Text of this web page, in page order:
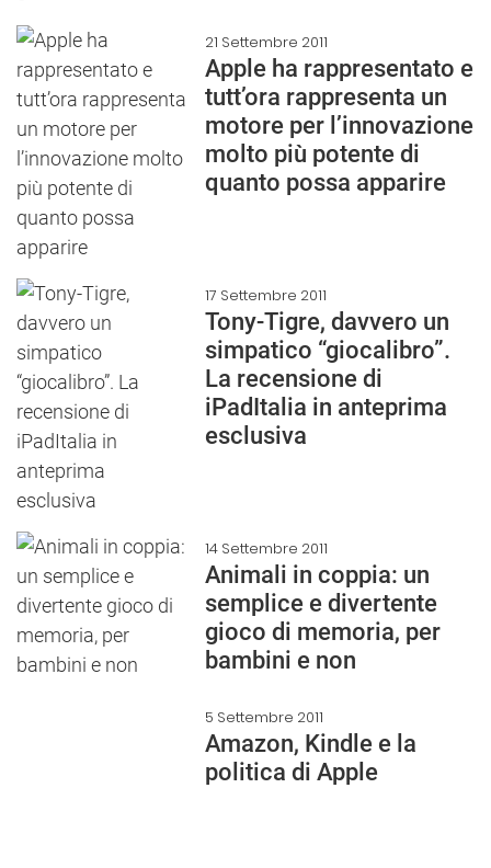
21 Settembre 2011
Apple ha rappresentato e
tutt’ora rappresenta un
motore per l’innovazione
molto più potente di
quanto possa apparire
17 Settembre 2011
Tony-Tigre, davvero un
simpatico “giocalibro”.
La recensione di
iPadItalia in anteprima
esclusiva
14 Settembre 2011
Animali in coppia: un
semplice e divertente
gioco di memoria, per
bambini e non
5 Settembre 2011
Amazon, Kindle e la
politica di Apple